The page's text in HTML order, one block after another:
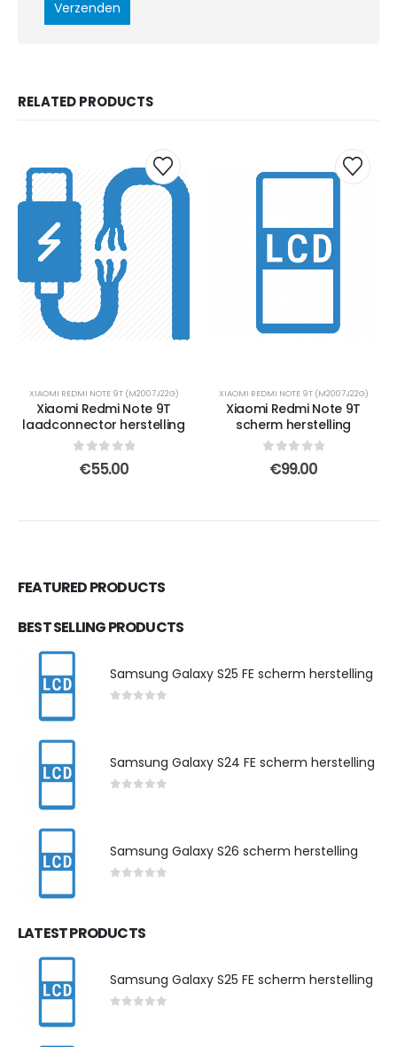
RELATED PRODUCTS
XIAOMI REDMI NOTE 9T (M2007J22G)
Xiaomi Redmi Note 9T
laadconnector herstelling
out of 5
€55.00
XIAOMI REDMI NOTE 9T (M2007J22G)
Xiaomi Redmi Note 9T
scherm herstelling
out of 5
€99.00
FEATURED PRODUCTS
BEST SELLING PRODUCTS
Samsung Galaxy S25 FE scherm herstelling
Samsung Galaxy S24 FE scherm herstelling
Samsung Galaxy S26 scherm herstelling
LATEST PRODUCTS
Samsung Galaxy S25 FE scherm herstelling